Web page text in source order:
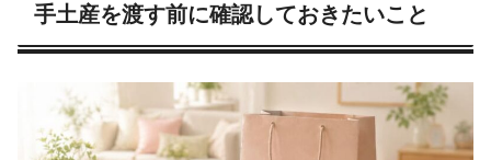
手土産を渡す前に確認しておきたいこと